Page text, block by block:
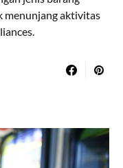
menunjang aktivitas